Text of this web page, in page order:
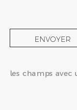
ENVOYER
les champs avec